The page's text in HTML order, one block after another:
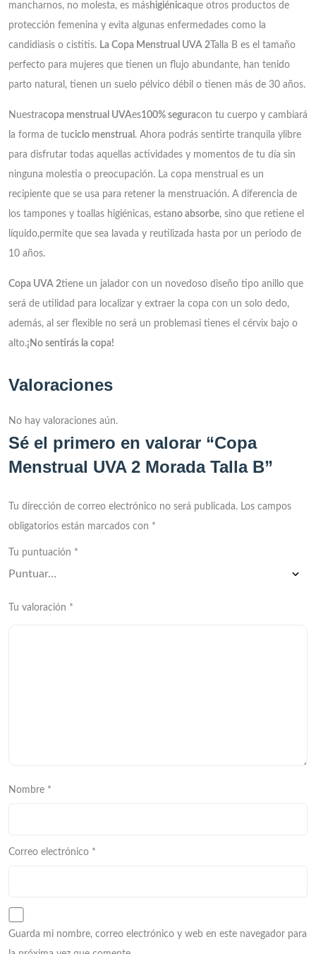
mancharnos, no molesta, es máshigiénicaque otros productos de
protección femenina y evita algunas enfermedades como la
candidiasis o cistitis. La Copa Menstrual UVA 2 Talla B es el tamaño
perfecto para mujeres que tienen un flujo abundante, han tenido
parto natural, tienen un suelo pélvico débil o tienen más de 30 años.
Nuestracopa menstrual UVAes100% seguracon tu cuerpo y cambiará
la forma de tuciclo menstrual . Ahora podrás sentirte tranquila ylibre
para disfrutar todas aquellas actividades y momentos de tu día sin
ninguna molestia o preocupación. La copa menstrual es un
recipiente que se usa para retener la menstruación. A diferencia de
los tampones y toallas higiénicas, estano absorbe, sino que retiene el
líquido,permite que sea lavada y reutilizada hasta por un periodo de
10 años.
Copa UVA 2tiene un jalador con un novedoso diseño tipo anillo que
será de utilidad para localizar y extraer la copa con un solo dedo,
además, al ser flexible no será un problemasi tienes el cérvix bajo o
alto.¡No sentirás la copa!
Valoraciones
No hay valoraciones aún.
Sé el primero en valorar “Copa
Menstrual UVA 2 Morada Talla B”
Tu dirección de correo electrónico no será publicada. Los campos
obligatorios están marcados con *
Tu puntuación *
Tu valoración *
Nombre *
Correo electrónico *
Guarda mi nombre, correo electrónico y web en este navegador para